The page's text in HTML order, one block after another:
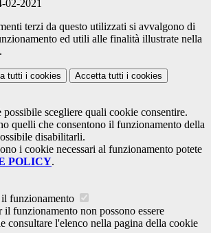
02-2021
terzi da questo utilizzati si avvalgono di
ed utili alle finalità illustrate nella
.
tutti i cookies Accetta tutti i cookies
possibile scegliere quali cookie consentire.
quelli che consentono il funzionamento della
disabilitarli.
i cookie necessari al funzionamento potete
POLICY.
funzionamento
il funzionamento non possono essere
consultare l'elenco nella pagina della cookie